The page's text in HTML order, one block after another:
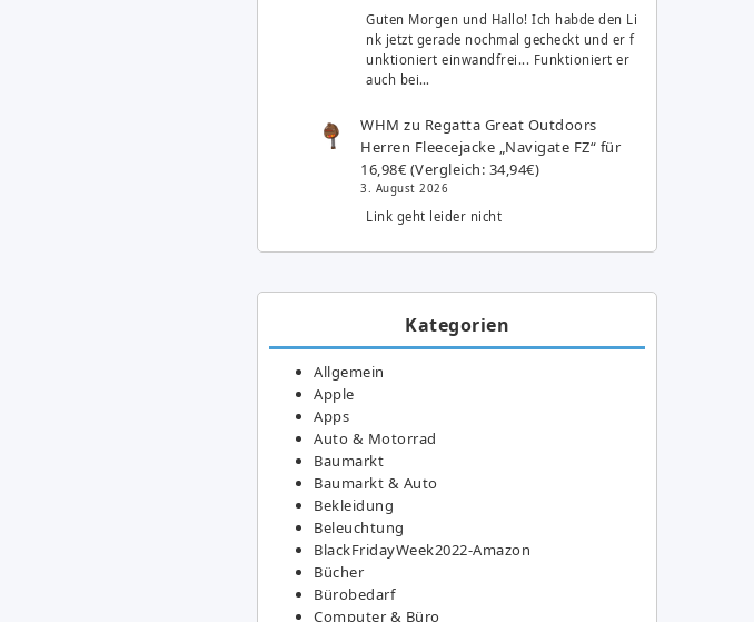
Guten Morgen und Hallo! Ich habde den Li
nk jetzt gerade nochmal gecheckt und er f
unktioniert einwandfrei... Funktioniert er
auch bei…
WHM zu Regatta Great Outdoors
Herren Fleecejacke „Navigate FZ“ für
16,98€ (Vergleich: 34,94€)
3. August 2026
Link geht leider nicht
Kategorien
Allgemein
Apple
Apps
Auto & Motorrad
Baumarkt
Baumarkt & Auto
Bekleidung
Beleuchtung
BlackFridayWeek2022-Amazon
Bücher
Bürobedarf
Computer & Büro